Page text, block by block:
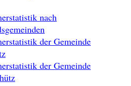
nach
der Gemeinde
der Gemeinde